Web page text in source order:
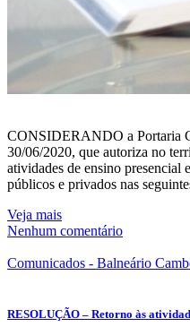
CONSIDERANDO a Portaria
30/06/2020, que autoriza no
atividades de ensino presencial
públicos e privados nas
Veja mais
Nenhum comentário
Comunicados - Balneário
RESOLUÇÃO – Retorno às